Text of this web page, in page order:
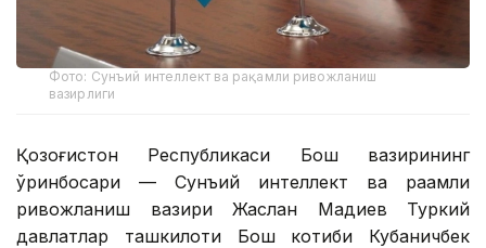
Фото: Сунъий интеллект ва рақамли ривожланиш
вазирлиги
Қозоғистон Республикаси Бош вазирининг
ўринбосари — Сунъий интеллект ва рақамли
ривожланиш вазири Жаслан Мадиев Туркий
давлатлар ташкилоти Бош котиби Кубаничбек